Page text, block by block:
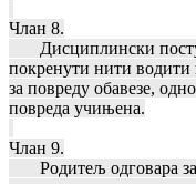
Члан 8.
Дисциплински
покренути нити водити
за повреду обавезе,
повреда учињена.
Члан 9.
Родитељ одговара за